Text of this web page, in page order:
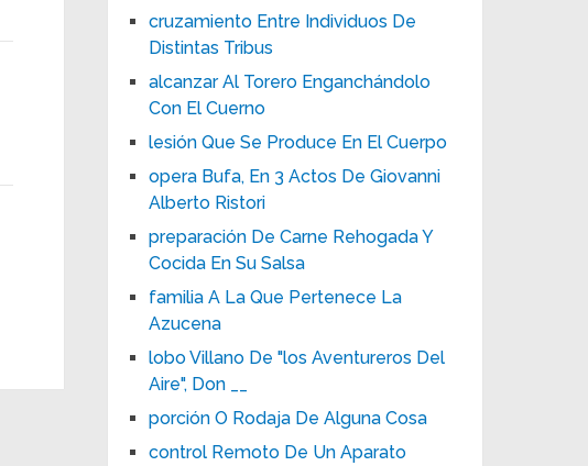
cruzamiento Entre Individuos De
Distintas Tribus
alcanzar Al Torero Enganchándolo
Con El Cuerno
lesión Que Se Produce En El Cuerpo
opera Bufa, En 3 Actos De Giovanni
Alberto Ristori
preparación De Carne Rehogada Y
Cocida En Su Salsa
familia A La Que Pertenece La
Azucena
lobo Villano De "los Aventureros Del
Aire", Don __
porción O Rodaja De Alguna Cosa
control Remoto De Un Aparato